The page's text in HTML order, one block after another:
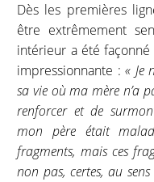
Dès les premières
être extrêmement
intérieur a été façonné
impressionnante :« Je
sa vie où ma mère n’a
renforcer et de
mon père était
fragments, mais ces
non pas, certes, au sens